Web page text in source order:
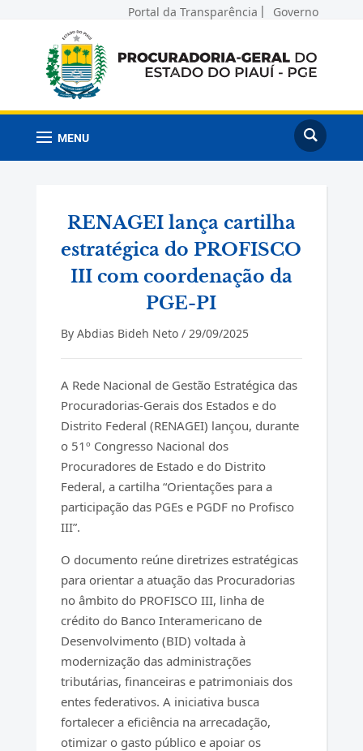
Portal da Transparência Governo
MENU
RENAGEI lança cartilha
estratégica do PROFISCO
III com coordenação da
PGE-PI
By Abdias Bideh Neto/ 29/09/2025
A Rede Nacional de Gestão Estratégica das
Procuradorias-Gerais dos Estados e do
Distrito Federal (RENAGEI) lançou, durante
o 51º Congresso Nacional dos
Procuradores de Estado e do Distrito
Federal, a cartilha “Orientações para a
participação das PGEs e PGDF no Profisco
III”.
O documento reúne diretrizes estratégicas
para orientar a atuação das Procuradorias
no âmbito do PROFISCO III, linha de
crédito do Banco Interamericano de
Desenvolvimento (BID) voltada à
modernização das administrações
tributárias, financeiras e patrimoniais dos
entes federativos. A iniciativa busca
fortalecer a eficiência na arrecadação,
otimizar o gasto público e apoiar os